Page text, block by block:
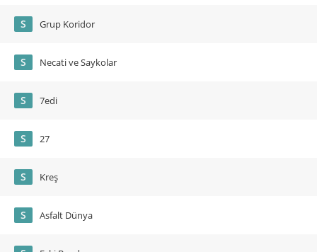
S Grup Koridor
S Necati ve Saykolar
S 7edi
S 27
S Kreş
S Asfalt Dünya